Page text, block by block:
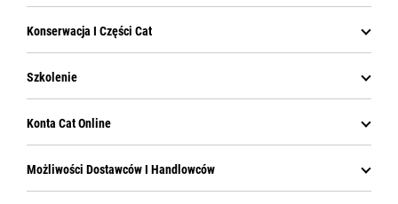
Konserwacja I Części Cat
Szkolenie
Konta Cat Online
Możliwości Dostawców I Handlowców